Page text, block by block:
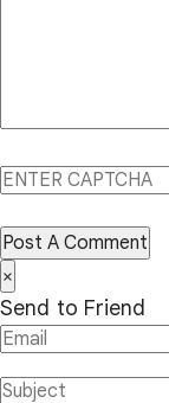
Post A Comment
×
Send to Friend